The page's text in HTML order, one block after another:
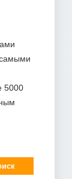
5000